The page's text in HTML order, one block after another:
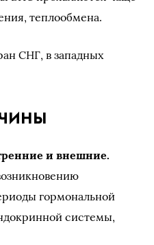
теплообмена.
СНГ, в западных
и внешние.
гормональной
системы,